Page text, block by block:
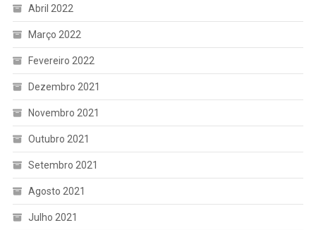
Abril 2022
Março 2022
Fevereiro 2022
Dezembro 2021
Novembro 2021
Outubro 2021
Setembro 2021
Agosto 2021
Julho 2021